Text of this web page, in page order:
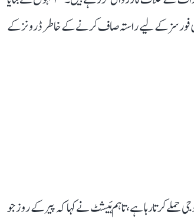
فورسز کے لیے راستہ صاف کرنے کے خاطر ڈرونز کے
کرتا رہا ہے، تاہم ہَیشٹ نے کہا کہ پیر کے روز جو